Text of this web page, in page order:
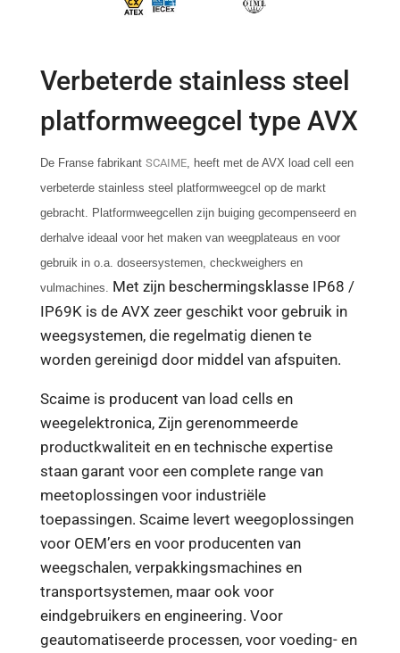
Verbeterde stainless steel
platformweegcel type AVX
De Franse fabrikant SCAIME, heeft met de AVX load cell een
verbeterde stainless steel platformweegcel op de markt
gebracht. Platformweegcellen zijn buiging gecompenseerd en
derhalve ideaal voor het maken van weegplateaus en voor
gebruik in o.a. doseersystemen, checkweighers en
vulmachines. Met zijn beschermingsklasse IP68 /
IP69K is de AVX zeer geschikt voor gebruik in
weegsystemen, die regelmatig dienen te
worden gereinigd door middel van afspuiten.
Scaime is producent van load cells en
weegelektronica, Zijn gerenommeerde
productkwaliteit en en technische expertise
staan garant voor een complete range van
meetoplossingen voor industriële
toepassingen. Scaime levert weegoplossingen
voor OEM’ers en voor producenten van
weegschalen, verpakkingsmachines en
transportsystemen, maar ook voor
eindgebruikers en engineering. Voor
geautomatiseerde processen, voor voeding- en